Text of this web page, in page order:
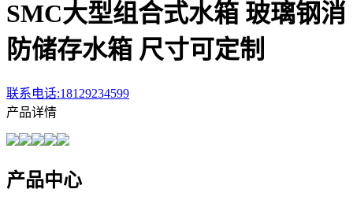
SMC大型组合式水箱 玻璃钢消
防储存水箱 尺寸可定制
联系电话:18129234599
产品详情
产品中心